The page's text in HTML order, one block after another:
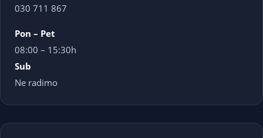
030 711 867
Pon – Pet
08:00 – 15:30h
Sub
Ne radimo